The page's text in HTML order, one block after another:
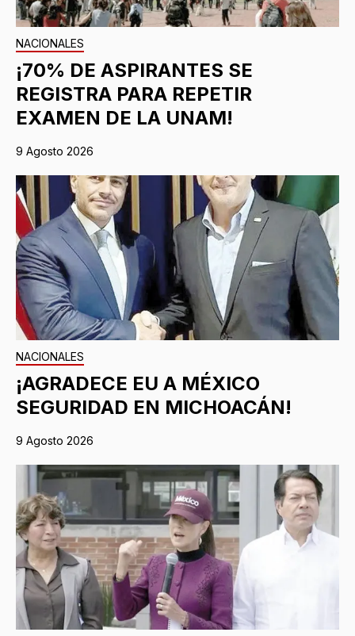
NACIONALES
¡70% DE ASPIRANTES SE
REGISTRA PARA REPETIR
EXAMEN DE LA UNAM!
9 Agosto 2026
NACIONALES
¡AGRADECE EU A MÉXICO
SEGURIDAD EN MICHOACÁN!
9 Agosto 2026